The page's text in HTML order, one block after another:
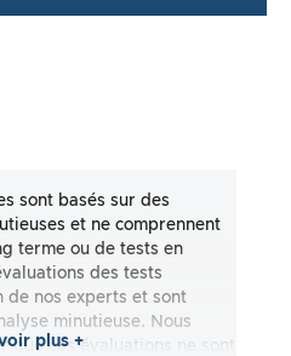
sont basés sur des
et ne comprennent
terme ou de tests en
des tests
de nos experts et sont
minutieuse. Nous
que ces évaluations ne sont
plus +